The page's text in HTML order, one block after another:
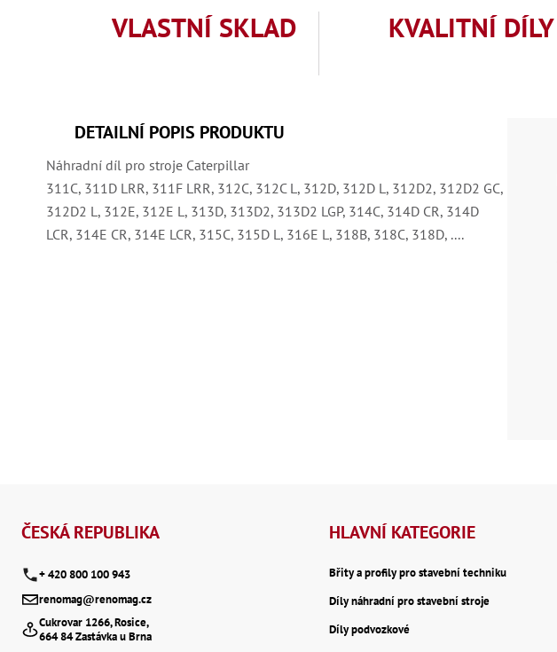
VLASTNÍ SKLAD KVALITNÍ DÍLY
DETAILNÍ POPIS PRODUKTU
Náhradní díl pro stroje Caterpillar
311C, 311D LRR, 311F LRR, 312C, 312C L, 312D, 312D L, 312D2, 312D2 GC,
312D2 L, 312E, 312E L, 313D, 313D2, 313D2 LGP, 314C, 314D CR, 314D
LCR, 314E CR, 314E LCR, 315C, 315D L, 316E L, 318B, 318C, 318D, ....
ČESKÁ REPUBLIKA
+ 420 800 100 943
renomag@renomag.cz
Cukrovar 1266, Rosice,
664 84 Zastávka u Brna
HLAVNÍ KATEGORIE
Břity a profily pro stavební techniku
Díly náhradní pro stavební stroje
Díly podvozkové